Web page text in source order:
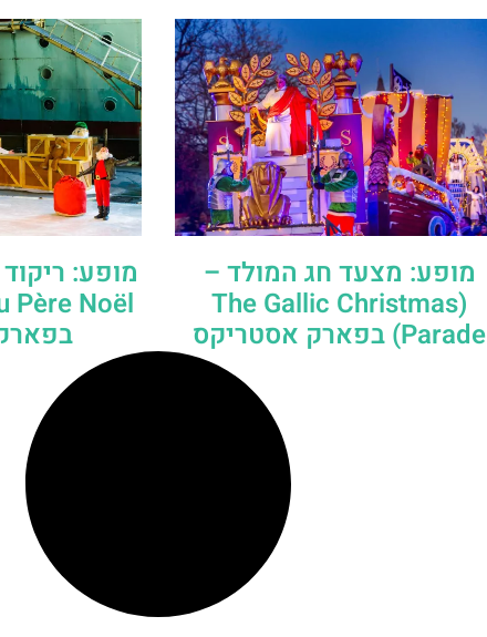
מופע: מצעד חג המולד –
(The Gallic Christmas
Parade) בפארק אסטריקס